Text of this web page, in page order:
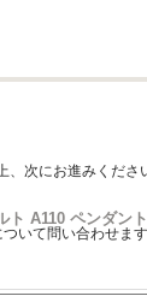
次にお進みくださ
ト A110 ペンダン
ついて問い合わせます